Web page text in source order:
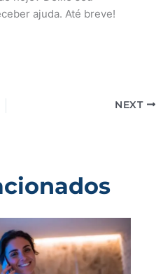
ajuda. Até breve!
NEXT